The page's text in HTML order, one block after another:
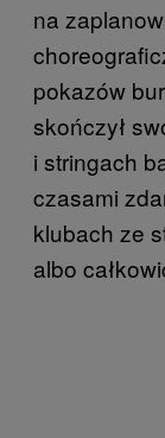
na
pokazów
skończył
i stringach
czasami
klubach ze
albo